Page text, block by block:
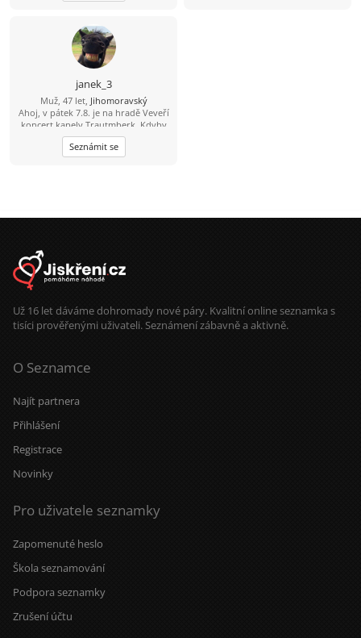
janek_3
Muž, 47 let, Jihomoravský
Ahoj, v pátek 7.8. je na hradě Veveří
koncert kapely Trautmberk. Kdyby
se Ti chtělo, tak mám na Wats Appu
čerstvou fotku :-) 773 908 225 Jan
Seznámit se
Už 16 let dáváme dohromady nové páry. Kvalitní online seznamka s
tisíci prověřenými uživateli. Seznámení zábavně a aktivně.
O Seznamce
Najít partnera
Přihlášení
Registrace
Novinky
Pro uživatele seznamky
Zapomenuté heslo
Škola seznamování
Podpora seznamky
Zrušení účtu